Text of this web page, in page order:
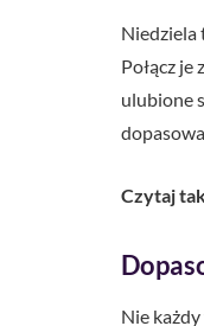
Niedziela
Połącz
ulubione
Czytaj
Nie